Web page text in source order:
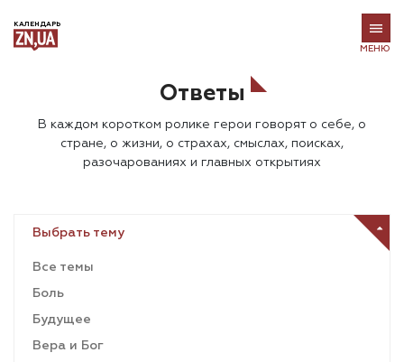
КАЛЕНДАРЬ
МЕНЮ
Ответы
В каждом коротком ролике герои говорят о себе, о
стране, о жизни, о страхах, смыслах, поисках,
разочарованиях и главных открытиях
Выбрать тему
Все темы
Боль
Будущее
Вера и Бог